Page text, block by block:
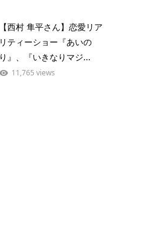
【西村 隼平さん】恋愛リア
リティーショー『あいの
り』、『いきなりマジ...
11,765 views